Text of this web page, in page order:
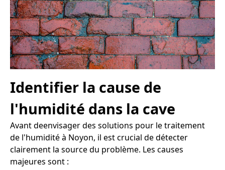
Identifier la cause de
l'humidité dans la cave
Avant deenvisager des solutions pour le traitement
de l'humidité à Noyon, il est crucial de détecter
clairement la source du problème. Les causes
majeures sont :